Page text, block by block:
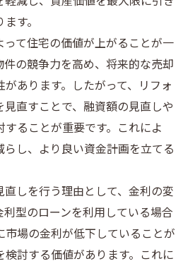
す。
って住宅の価値が上がることが一
の競争力を高め、将来的な売却
あります。したがって、リフォ
直すことで、融資額の見直しや
ることが重要です。これによ
らし、より良い資金計画を立てる
しを行う理由として、金利の変
型のローンを利用している場合
場の金利が低下していることが
討する価値があります。これに